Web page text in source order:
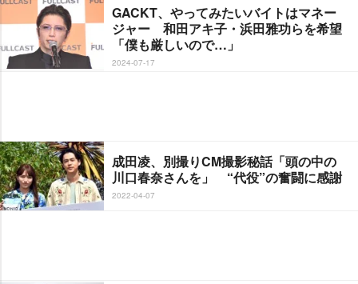
GACKT、やってみたいバイトはマネー
ジャー 和田アキ子・浜田雅功らを希望
「僕も厳しいので…」
2024-07-17
成田凌、別撮りCM撮影秘話「頭の中の
川口春奈さんを」 “代役”の奮闘に感謝
2022-04-07